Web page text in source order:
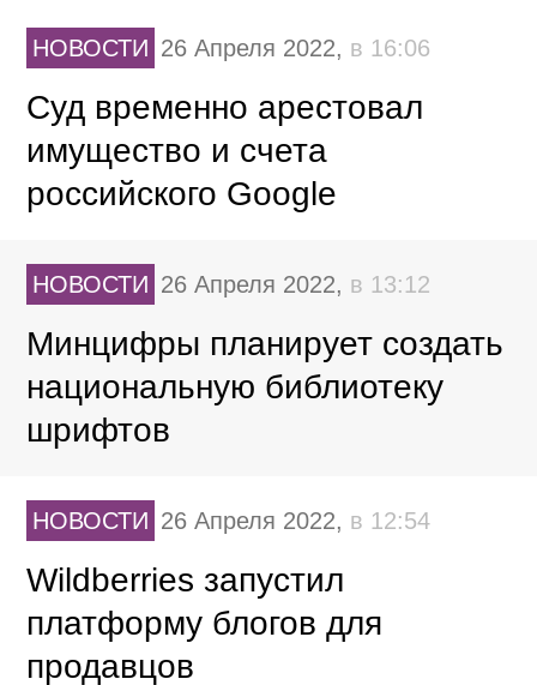
НОВОСТИ 26 Апреля 2022, в 16:06
Суд временно арестовал
имущество и счета
российского Google
НОВОСТИ 26 Апреля 2022, в 13:12
Минцифры планирует создать
национальную библиотеку
шрифтов
НОВОСТИ 26 Апреля 2022, в 12:54
Wildberries запустил
платформу блогов для
продавцов